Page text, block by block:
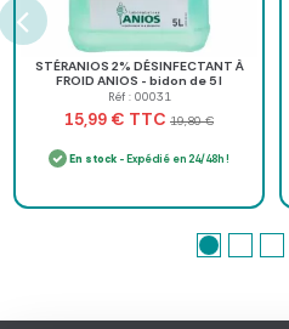
STÉRANIOS 2% DÉSINFECTANT À
FROID ANIOS - bidon de 5 l
Réf : 00031
15,99 € TTC 19,80 €
En stock - Expédié en 24/48h !